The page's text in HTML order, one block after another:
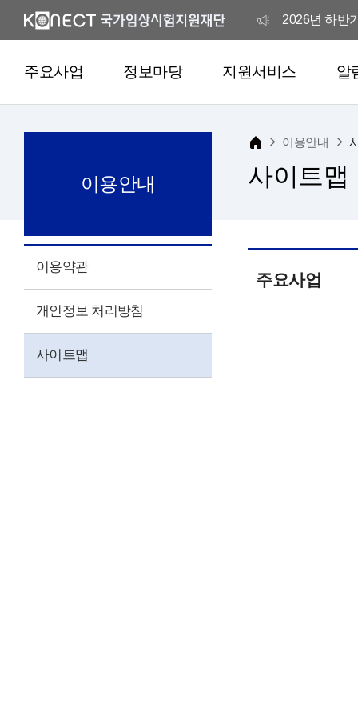
2026년 하반
국가임상시
주요사업 정보마당 지원서비스 알
이용안내
이용약관
개인정보 처리방침
사이트맵
이용안내
사이트맵
주요사업